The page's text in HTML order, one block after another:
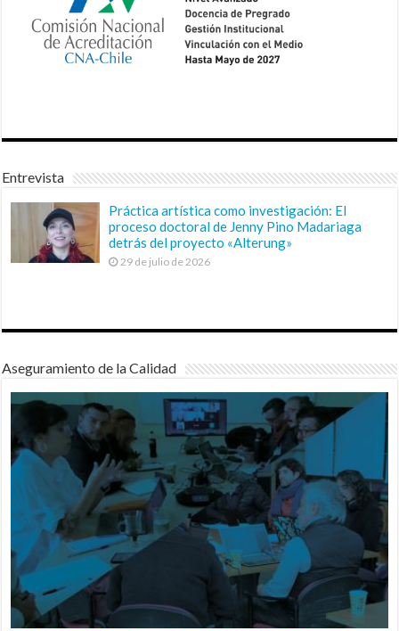
Entrevista
Práctica artística como investigación: El
proceso doctoral de Jenny Pino Madariaga
detrás del proyecto «Alterung»
29 de julio de 2026
Aseguramiento de la Calidad